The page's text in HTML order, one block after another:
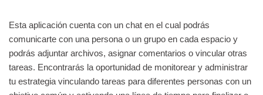
Esta aplicación cuenta con un chat en el cual podrás
comunicarte con una persona o un grupo en cada espacio y
podrás adjuntar archivos, asignar comentarios o vincular otras
tareas. Encontrarás la oportunidad de monitorear y administrar
tu estrategia vinculando tareas para diferentes personas con un